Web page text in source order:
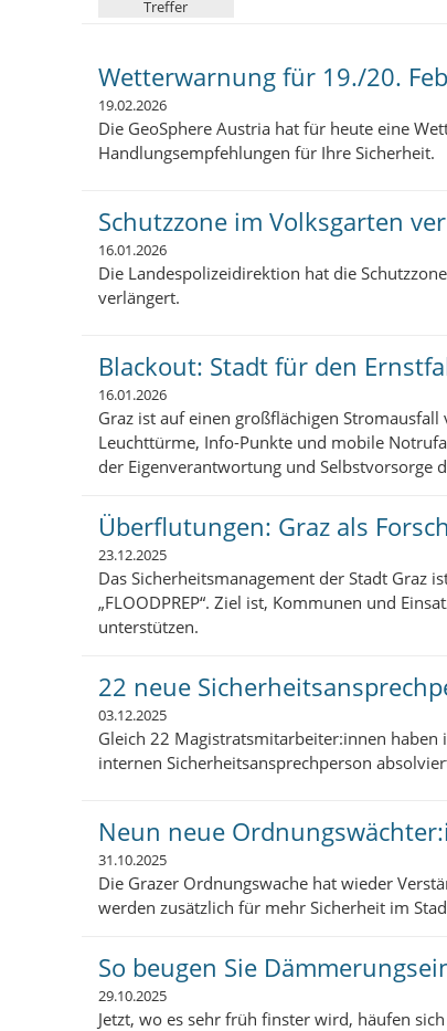
Treffer
Wetterwarnung für 19./20.
19.02.2026
Die GeoSphere Austria hat für heute eine
Handlungsempfehlungen für Ihre Sicherheit.
Schutzzone im Volksgarten
16.01.2026
Die Landespolizeidirektion hat die
verlängert.
Blackout: Stadt für den
16.01.2026
Graz ist auf einen großflächigen
Leuchttürme, Info-Punkte und mobile
der Eigenverantwortung und Selbstvorsorge
Überflutungen: Graz als
23.12.2025
Das Sicherheitsmanagement der Stadt Graz
„FLOODPREP“. Ziel ist, Kommunen und
unterstützen.
22 neue
03.12.2025
Gleich 22 Magistratsmitarbeiter:innen
internen Sicherheitsansprechperson
Neun neue
31.10.2025
Die Grazer Ordnungswache hat wieder
werden zusätzlich für mehr Sicherheit im
So beugen Sie
29.10.2025
Jetzt, wo es sehr früh finster wird, häufen